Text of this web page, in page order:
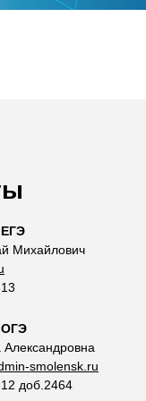
ЕГЭ
Михайлович
ОГЭ
smolensk.ru
доб.2464